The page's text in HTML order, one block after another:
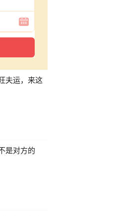
夫运，来这
是对方的